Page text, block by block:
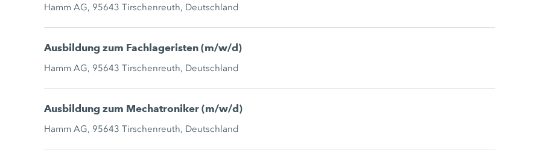
Hamm AG, 95643 Tirschenreuth, Deutschland
Ausbildung zum Fachlageristen (m/w/d)
Hamm AG, 95643 Tirschenreuth, Deutschland
Ausbildung zum Mechatroniker (m/w/d)
Hamm AG, 95643 Tirschenreuth, Deutschland